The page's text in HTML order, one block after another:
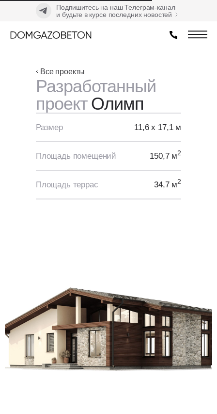
Подпишитесь на наш Телеграм-канал
и будьте в курсе последних новостей
Все проекты
Разработанный
проектОлимп
Размер 11,6 х 17,1 м
Площадь помещений 150,7 м2
Площадь террас 34,7 м2